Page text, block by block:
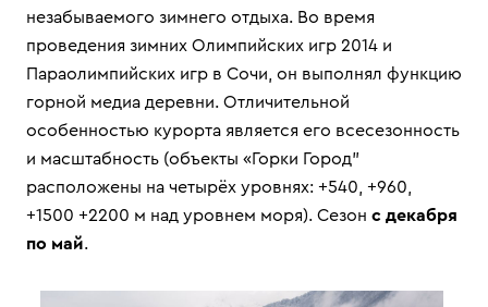
незабываемого зимнего отдыха. Во время
проведения зимних Олимпийских игр 2014 и
Параолимпийских игр в Сочи, он выполнял функцию
горной медиа деревни. Отличительной
особенностью курорта является его всесезонность
и масштабность (объекты «Горки Город"
расположены на четырёх уровнях: +540, +960,
+1500 +2200 м над уровнем моря). Сезон с декабря
по май.